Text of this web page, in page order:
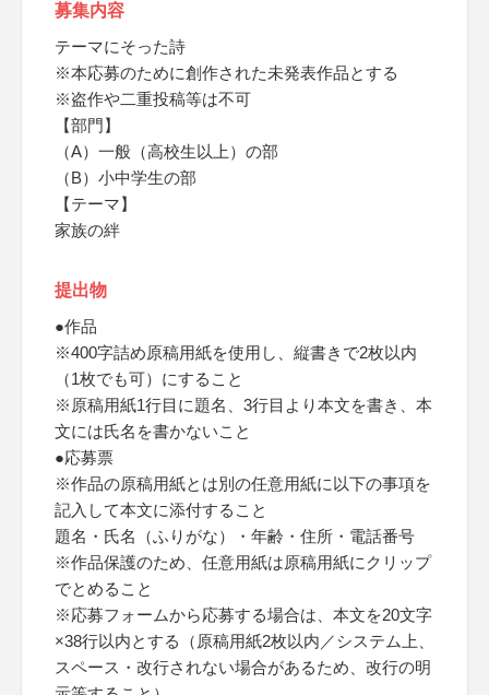
募集内容
テーマにそった詩
※本応募のために創作された未発表作品とする
※盗作や二重投稿等は不可
【部門】
（A）一般（高校生以上）の部
（B）小中学生の部
【テーマ】
家族の絆
提出物
●作品
※400字詰め原稿用紙を使用し、縦書きで2枚以内
（1枚でも可）にすること
※原稿用紙1行目に題名、3行目より本文を書き、本
文には氏名を書かないこと
●応募票
※作品の原稿用紙とは別の任意用紙に以下の事項を
記入して本文に添付すること
題名・氏名（ふりがな）・年齢・住所・電話番号
※作品保護のため、任意用紙は原稿用紙にクリップ
でとめること
※応募フォームから応募する場合は、本文を20文字
×38行以内とする（原稿用紙2枚以内／システム上、
スペース・改行されない場合があるため、改行の明